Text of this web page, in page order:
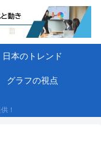
日本のトレンド
グラフの視点
！